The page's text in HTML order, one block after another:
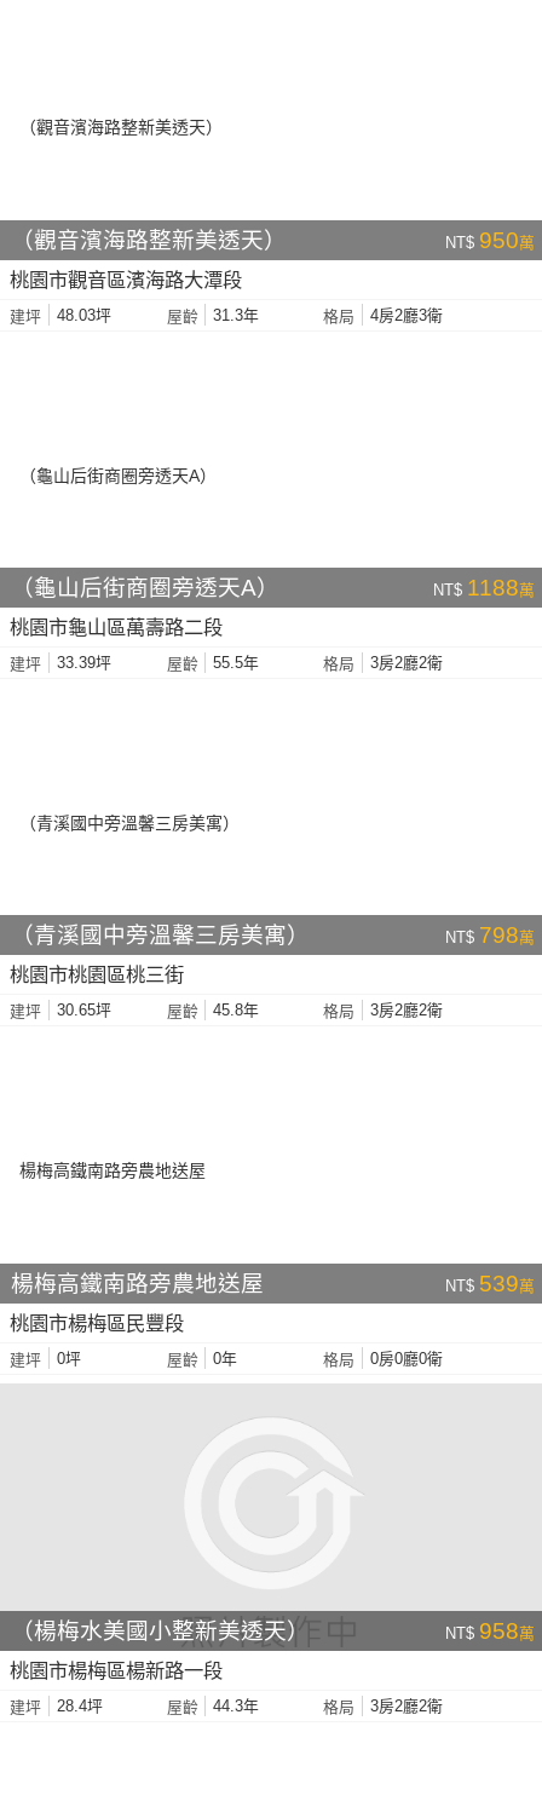
（觀音濱海路整新美透天） NT$ 950萬
桃園市觀音區濱海路大潭段
建坪 48.03坪 屋齡 31.3年 格局 4房2廳3衛
（龜山后街商圈旁透天A） NT$ 1188萬
桃園市龜山區萬壽路二段
建坪 33.39坪 屋齡 55.5年 格局 3房2廳2衛
（青溪國中旁溫馨三房美寓） NT$ 798萬
桃園市桃園區桃三街
建坪 30.65坪 屋齡 45.8年 格局 3房2廳2衛
楊梅高鐵南路旁農地送屋 NT$ 539萬
桃園市楊梅區民豐段
建坪 0坪 屋齡 0年 格局 0房0廳0衛
（楊梅水美國小整新美透天） NT$ 958萬
桃園市楊梅區楊新路一段
建坪 28.4坪 屋齡 44.3年 格局 3房2廳2衛